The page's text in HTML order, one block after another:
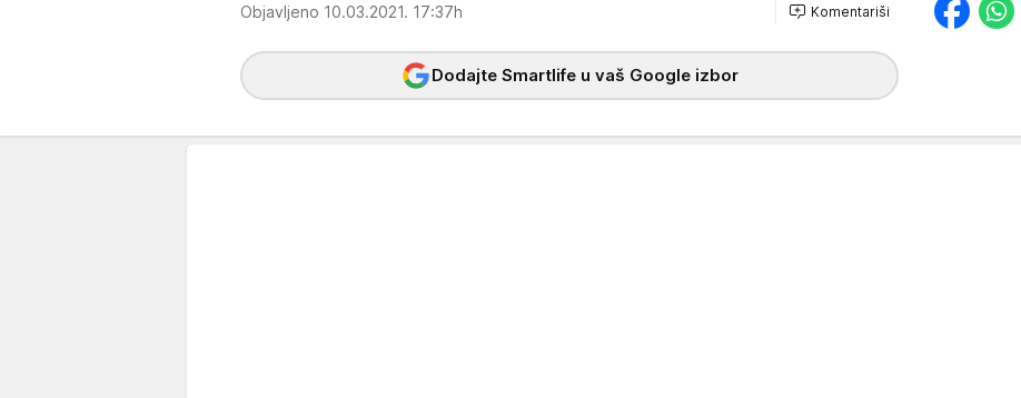
Objavljeno 10.03.2021. 17:37h Komentariši
Dodajte Smartlife u vaš Google izbor